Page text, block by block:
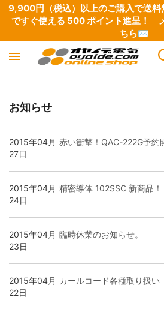
9,900円（税込）以上のご購入で送
ですぐ使える 500 ポイント進呈！
ちら✉
産業電線
電気・電子用 単芯電線
UL/CSA規格電線
キャブタイヤ・丸形・平行形ケーブル
電設資材
チューブ・スリーブ
テープ
シート・紐
工具
ワイヤーストリッパー
ハサミ・ニッパー
ホットボンド・グルーガン
オヤイデ電気 直営店限定
店舗オリジナル電源タップ
店舗オリジナル電源ケーブル
店舗オリジナル配線材
アウトレット/特別商品
B級品・特価品
マグネットワイヤー余剰品
オーディオ / 映像
インターコネクトケーブル
スピーカーケーブル
映像ケーブル
イヤホン/ヘッドホン
自作用各種プラグ・コネクター
自作用切り売りケーブル・チューブ
アクセサリー
楽器 / レコーディング / DJ
電源・DCケーブル
電源ケーブル切り売り
DJ用ケーブル
OYAIDE 製品
電源ケーブル切り売り
電源タップ（シャーシ、電源用アクセ
壁コンセント/コンセントプレート
NEO BY OYAIDE
楽器向けケーブル
DJ用ケーブル
インターコネクトケーブル（RCA）
お知らせ
2015年04月
27日
赤い衝撃！QAC-222G予約
2015年04月
24日
精密導体 102SSC 新商品！
2015年04月
23日
臨時休業のお知らせ。
2015年04月
22日
カールコード各種取り扱い